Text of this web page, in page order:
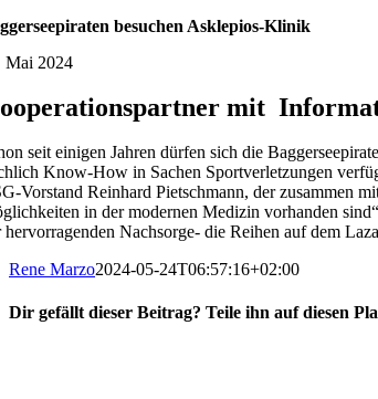
besuchen Asklepios-Klinik
Mai 2024
mit
seit einigen Jahren dürfen sich die
Know-How in Sachen Sportverletzungen
Vorstand Reinhard Pietschmann, der zusammen
in der modernen Medizin vorhanden
hervorragenden Nachsorge- die Reihen auf dem
Rene Marzo2024-05-24T06:57:16+02:00
Dir gefällt dieser Beitrag? Teile ihn auf diesen